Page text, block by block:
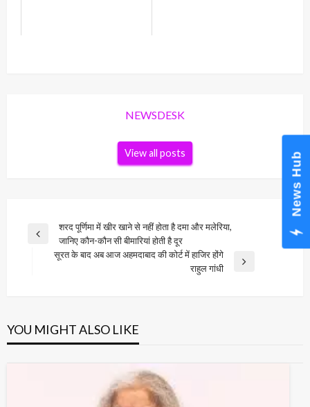
NEWSDESK
View all posts
Post
navigation
Previous
शरद पूर्णिमा में खीर खाने से नहीं होता है दमा और मलेर‍िया,
जानिए कौन-कौन सी बीमारियां होती है दूर
सूरत के बाद अब आज अहमदाबाद की कोर्ट में हाजिर होंगे
राहुल गांधी
YOU MIGHT ALSO LIKE
News Hub